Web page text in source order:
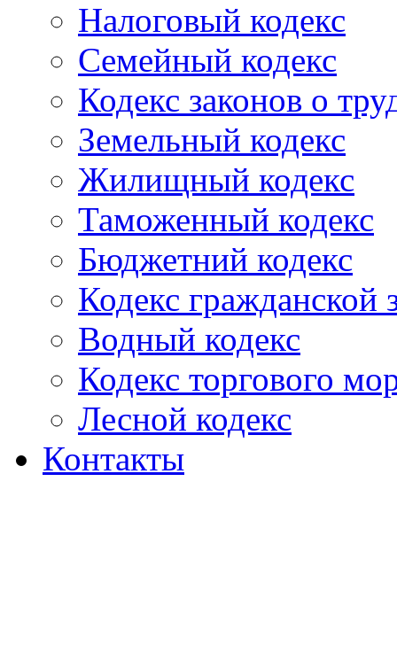
Налоговый кодекс
Семейный кодекс
Кодекс законов о
Земельный кодекс
Жилищный кодекс
Таможенный кодекс
Бюджетний кодекс
Кодекс гражданской
Водный кодекс
Кодекс торгового
Лесной кодекс
Контакты